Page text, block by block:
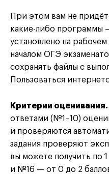
При этом вам не
какие-либо программы
установлено на
началом ОГЭ
сохранять файлы с
Пользоваться
Критерии оценивания.
ответами (№1–10)
и проверяются
задания проверяют
вы можете получить по
и №16 — от 0 до 2